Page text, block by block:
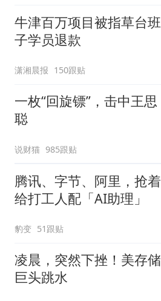
牛津百万项目被指草台班
子学员退款
潇湘晨报 150跟贴
一枚“回旋镖”，击中王思
聪
说财猫 985跟贴
腾讯、字节、阿里，抢着
给打工人配「AI助理」
豹变 51跟贴
凌晨，突然下挫！美存储
巨头跳水